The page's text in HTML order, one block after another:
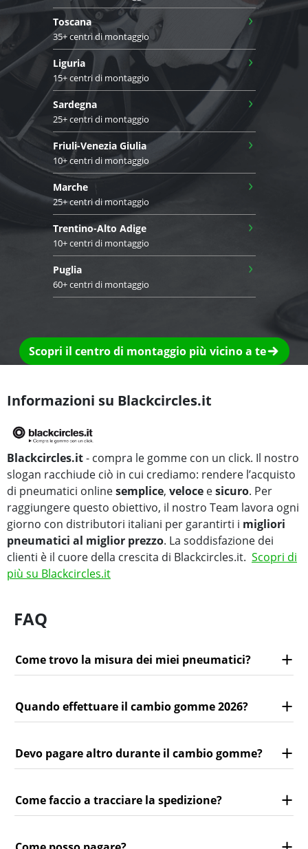
Toscana
35+ centri di montaggio
›
Liguria
15+ centri di montaggio
›
Sardegna
25+ centri di montaggio
›
Friuli-Venezia Giulia
10+ centri di montaggio
›
Marche
25+ centri di montaggio
›
Trentino-Alto Adige
10+ centri di montaggio
›
Puglia
60+ centri di montaggio
›
Scopri il centro di montaggio più vicino a te
Informazioni su Blackcircles.it
Blackcircles.it- compra le gomme con un click. Il nostro
slogan racchiude ciò in cui crediamo: rendere l’acquisto
di pneumatici onlinesemplice, veloce esicuro. Per
raggiungere questo obiettivo, il nostro Team lavora ogni
giorno con distributori italiani per garantirti i migliori
pneumatici al miglior prezzo. La soddisfazione dei
clienti è il cuore della crescita di Blackcircles.it. Scopri di
più su Blackcircles.it
FAQ
Come trovo la misura dei miei pneumatici?
Quando effettuare il cambio gomme 2026?
Devo pagare altro durante il cambio gomme?
Come faccio a tracciare la spedizione?